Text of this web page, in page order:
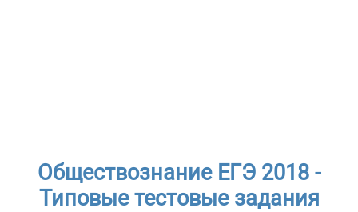
Обществознание ЕГЭ 2018 -
Типовые тестовые задания